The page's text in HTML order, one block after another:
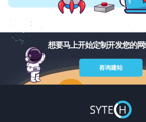
想要马上开始定制开发您的网
咨询建站